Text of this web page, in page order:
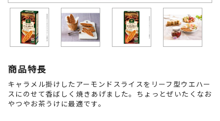
商品特長
キャラメル掛けしたアーモンドスライスをリーフ型ウエハー
スにのせて香ばしく焼きあげました。ちょっとぜいたくなお
やつやお茶うけに最適です。